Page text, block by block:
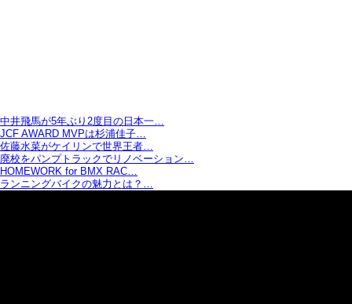
中井飛馬が5年ぶり2度目の日本一…
JCF AWARD MVPは杉浦佳子…
佐藤水菜がケイリンで世界王者…
廃校をパンプトラックでリノベーション…
HOMEWORK for BMX RAC…
ランニングバイクの魅力とは？…